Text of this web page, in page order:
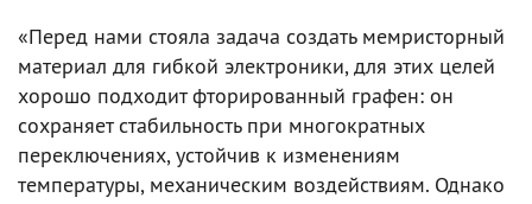
«Перед нами стояла задача создать мемристорный
материал для гибкой электроники, для этих целей
хорошо подходит фторированный графен: он
сохраняет стабильность при многократных
переключениях, устойчив к изменениям
температуры, механическим воздействиям. Однако